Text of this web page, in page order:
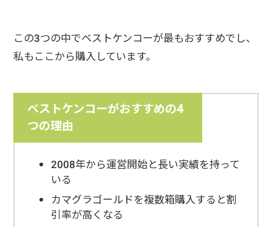
この3つの中でベストケンコーが最もおすすめでし、
私もここから購入しています。
ベストケンコーがおすすめの4
つの理由
2008年から運営開始と長い実績を持って
いる
カマグラゴールドを複数箱購入すると割
引率が高くなる